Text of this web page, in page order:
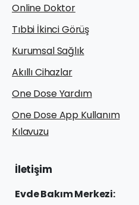
Online Doktor
Tıbbi İkinci Görüş
Kurumsal Sağlık
Akıllı Cihazlar
One Dose Yardım
One Dose App Kullanım
Kılavuzu
İletişim
EvdeBakımMerkezi: